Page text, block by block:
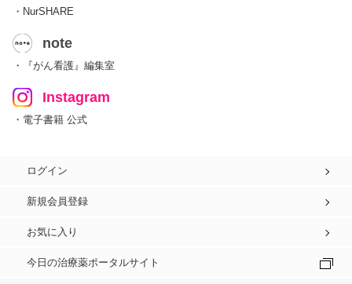
・NurSHARE
note
・『がん看護』編集室
Instagram
・電子書籍 公式
ログイン
新規会員登録
お気に入り
今日の治療薬ポータルサイト